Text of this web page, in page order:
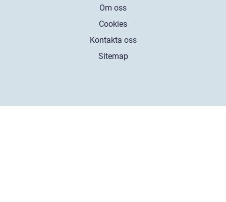
Om oss
Cookies
Kontakta oss
Sitemap